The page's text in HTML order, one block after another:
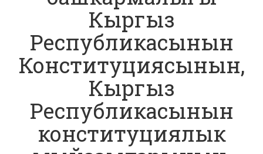
Кыргыз
Республикасынын
Конституциясынын,
Кыргыз
Республикасынын
конституциялык